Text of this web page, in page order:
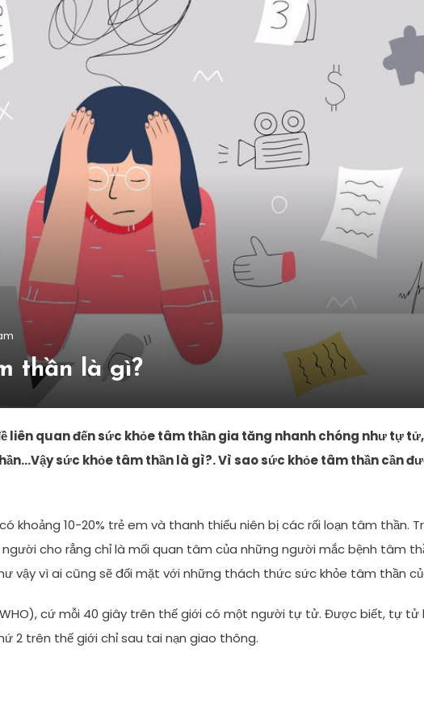
thần là gì?
liên quan đến sức khỏe tâm thần gia tăng nhanh chóng như tự
sức khỏe tâm thần là gì?. Vì sao sức khỏe tâm thần cần
khoảng 10-20% trẻ em và thanh thiếu niên bị các rối loạn tâm thần.
cho rẳng chỉ là mối quan tâm của những người mắc bệnh tâm
vậy vì ai cũng sẽ đối mặt với những thách thức sức khỏe tâm thần
cứ mỗi 40 giây trên thế giới có một người tự tử. Được biết, tự tử
2 trên thế giới chỉ sau tai nạn giao thông.